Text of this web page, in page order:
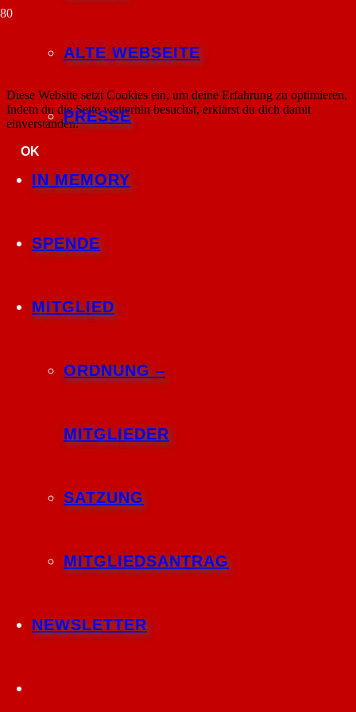
ALTE WEBSEITE
PRESSE
IN MEMORY
SPENDE
MITGLIED
ORDNUNG –
MITGLIEDER
SATZUNG
MITGLIEDSANTRAG
NEWSLETTER
2025-06-08 • Spargel-Mittagessen
Diese Website setzt Cookies ein, um deine Erfahrung zu optimieren.
Indem du die Seite weiterhin besuchst, erklärst du dich damit
einverstanden.
OK